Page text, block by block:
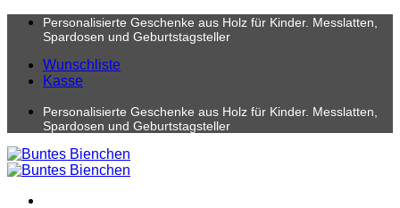
Zum
Personalisierte Geschenke aus Holz für Kinder. Messlatten,
Spardosen und Geburtstagsteller
Wunschliste
Kasse
Personalisierte Geschenke aus Holz für Kinder. Messlatten,
Spardosen und Geburtstagsteller